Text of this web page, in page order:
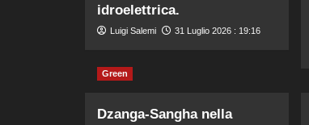
idroelettrica.
Luigi Salemi 31 Luglio 2026 : 19:16
Green
Dzanga-Sangha nella